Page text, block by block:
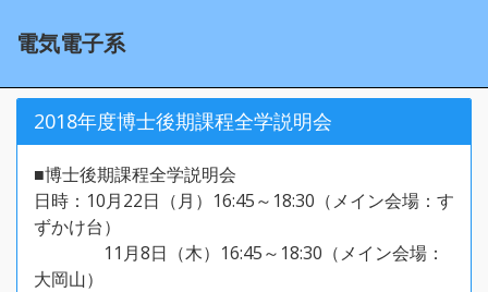
電気電子系
2018年度博士後期課程全学説明会
■博士後期課程全学説明会
日時：10月22日（月）16:45～18:30（メイン会場：す
ずかけ台）
11月8日（木）16:45～18:30（メイン会場：
大岡山）